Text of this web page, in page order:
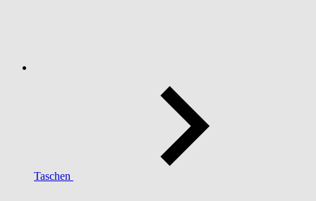
Taschen